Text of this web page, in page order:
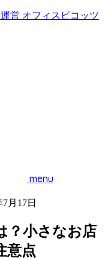
menu
月17日
？小さなお店
意点